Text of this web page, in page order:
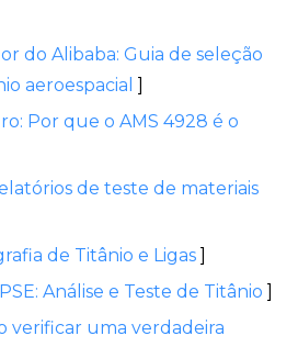
do Alibaba: Guia de seleção
aeroespacial
Por que o AMS 4928 é o
de teste de materiais
de Titânio e Ligas
Análise e Teste de Titânio
verificar uma verdadeira